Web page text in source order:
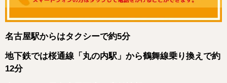
名古屋駅からはタクシーで約5分
地下鉄では桜通線「丸の内駅」から鶴舞線乗り換えで約
12分